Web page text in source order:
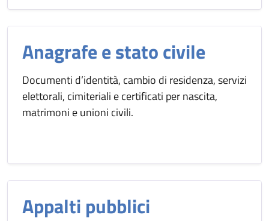
Anagrafe e stato civile
Documenti d’identità, cambio di residenza, servizi
elettorali, cimiteriali e certificati per nascita,
matrimoni e unioni civili.
Appalti pubblici